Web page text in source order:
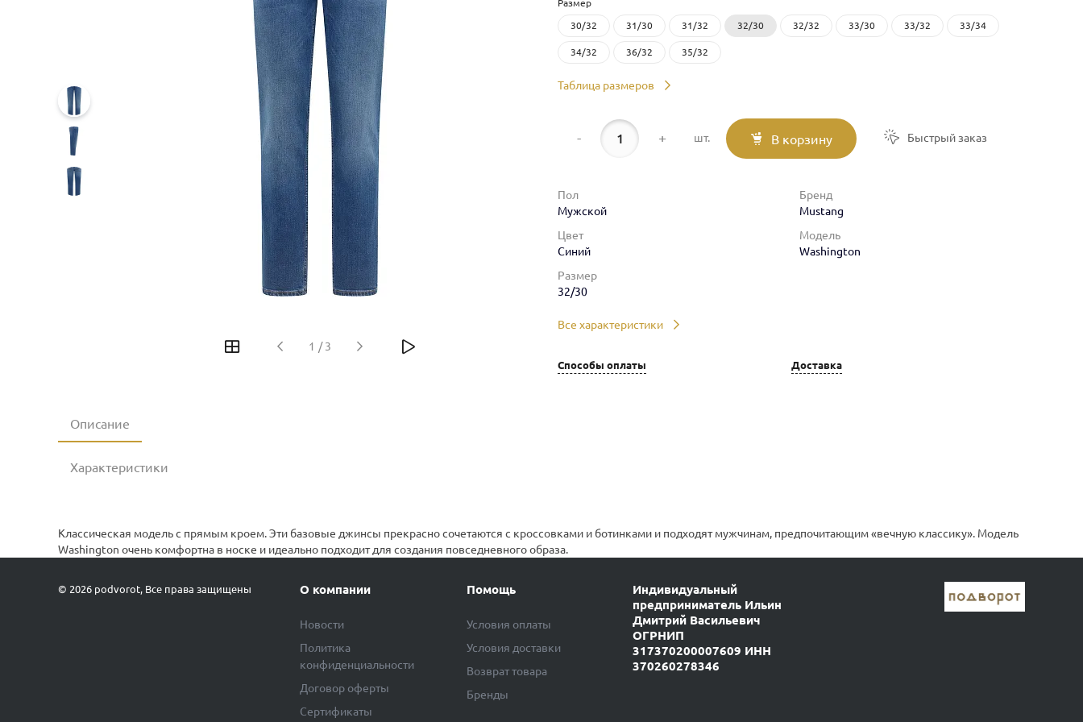
1 / 3
Размер
30/32 31/30 31/32 32/30 32/32 33/30 33/32 33/34
34/32 36/32 35/32
Таблица размеров
- + шт. В корзину Быстрый заказ
Пол
Мужской
Бренд
Mustang
Цвет
Синий
Модель
Washington
Размер
32/30
Все характеристики
Способы оплаты Доставка
Описание
Характеристики
Классическая модель с прямым кроем. Эти базовые джинсы прекрасно сочетаются с кроссовками и ботинками и подходят мужчинам, предпочитающим «вечную классику». Модель
Washington очень комфортна в носке и идеально подходит для создания повседневного образа.
© 2026 podvorot, Все права защищены О компании
Новости
Политика
конфиденциальности
Договор оферты
Сертификаты
Помощь
Условия оплаты
Условия доставки
Возврат товара
Бренды
Индивидуальный
предприниматель Ильин
Дмитрий Васильевич
ОГРНИП
317370200007609 ИНН
370260278346